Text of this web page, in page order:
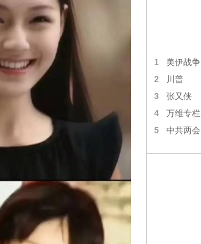
1 美伊战争
2 川普
3 张又侠
4 万维专栏
5 中共两会